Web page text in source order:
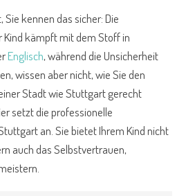
kennen das sicher: Die
Kind kämpft mit dem Stoff in
Englisch, während die Unsicherheit
wissen aber nicht, wie Sie den
Stadt wie Stuttgart gerecht
setzt die professionelle
an. Sie bietet Ihrem Kind nicht
auch das Selbstvertrauen,